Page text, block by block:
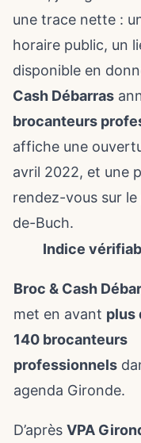
une trace nette :
horaire public, un
disponible en
Cash Débarras
brocanteurs
affiche une
avril 2022, et une
rendez-vous sur le
de-Buch.
Indice
Broc & Cash
met en avant plus
140 brocanteurs
professionnels
agenda Gironde.
D’après VPA